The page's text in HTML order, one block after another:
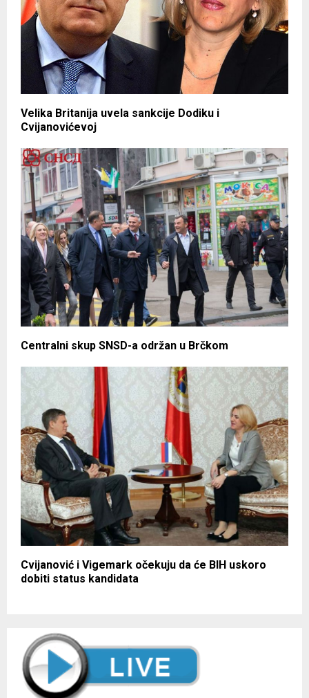
Velika Britanija uvela sankcije Dodiku i
Cvijanovićevoj
Centralni skup SNSD-a održan u Brčkom
Cvijanović i Vigemark očekuju da će BIH uskoro
dobiti status kandidata